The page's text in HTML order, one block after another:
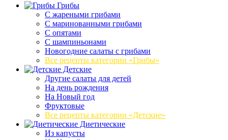
Грибы
C жареными грибами
C маринованными грибами
C опятами
C шампиньонами
Новогодние салаты с грибами
Все рецепты категории «Грибы»
Детские
Другие салаты для детей
На день рождения
На Новый год
Фруктовые
Все рецепты категории «Детские»
Диетические
Из капусты